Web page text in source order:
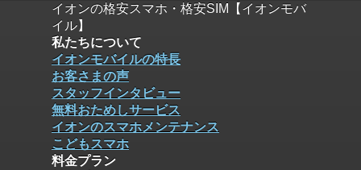
イオンの格安スマホ・格安SIM【イオンモバ
イル】
私たちについて
イオンモバイルの特長
お客さまの声
スタッフインタビュー
無料おためしサービス
イオンのスマホメンテナンス
こどもスマホ
料金プラン